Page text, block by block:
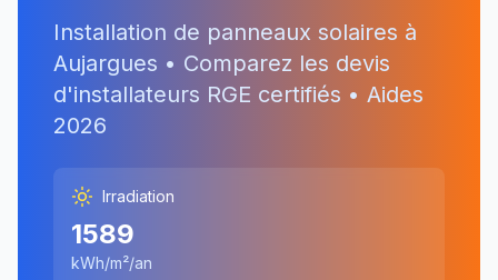
Installation de panneaux solaires à
Aujargues • Comparez les devis
d'installateurs RGE certifiés • Aides
2026
Irradiation
1589
kWh/m²/an